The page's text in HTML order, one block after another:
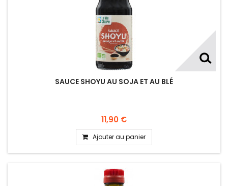
SAUCE SHOYU AU SOJA ET AU BLÉ
11,90 €
Ajouter au panier